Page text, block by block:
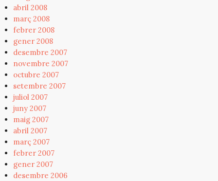
abril 2008
març 2008
febrer 2008
gener 2008
desembre 2007
novembre 2007
octubre 2007
setembre 2007
juliol 2007
juny 2007
maig 2007
abril 2007
març 2007
febrer 2007
gener 2007
desembre 2006